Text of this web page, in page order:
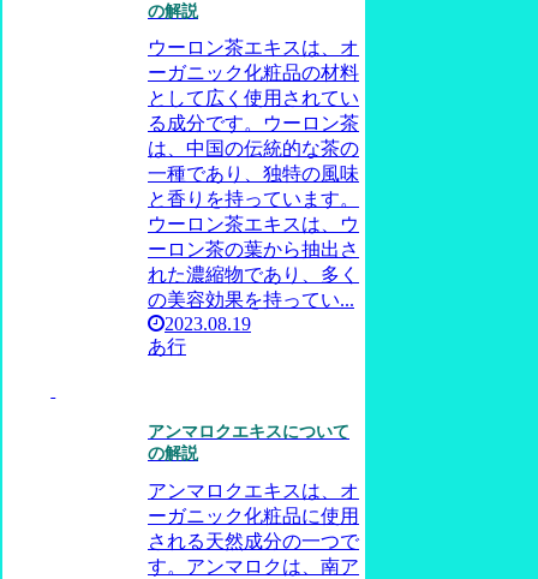
の解説
ウーロン茶エキスは、オ
ーガニック化粧品の材料
として広く使用されてい
る成分です。ウーロン茶
は、中国の伝統的な茶の
一種であり、独特の風味
と香りを持っています。
ウーロン茶エキスは、ウ
ーロン茶の葉から抽出さ
れた濃縮物であり、多く
の美容効果を持ってい...
2023.08.19
あ行
アンマロクエキスについて
の解説
アンマロクエキスは、オ
ーガニック化粧品に使用
される天然成分の一つで
す。アンマロクは、南ア